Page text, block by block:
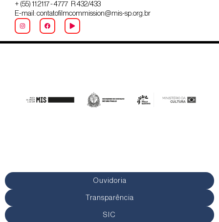
+ (55) 11 2117 - 4777 R 432/433
E-mail: contatofilmcommission@mis-sp.org.br
Ouvidoria
Transparência
SIC